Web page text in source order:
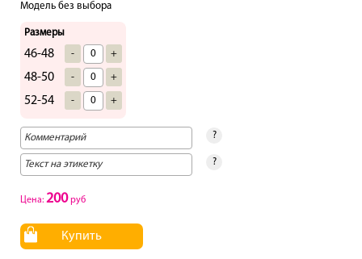
Модель без выбора
Размеры
46-48 - +
48-50 - +
52-54 - +
?
?
Цена: 200руб
Купить